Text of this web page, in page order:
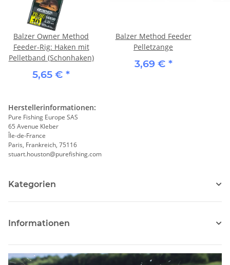
Balzer Owner Method
Feeder-Rig: Haken mit
Pelletband (Schonhaken)
5,65 € *
Balzer Method Feeder
Pelletzange
3,69 € *
Herstellerinformationen:
Pure Fishing Europe SAS
65 Avenue Kleber
Île-de-France
Paris, Frankreich, 75116
stuart.houston@purefishing.com
Kategorien
Informationen